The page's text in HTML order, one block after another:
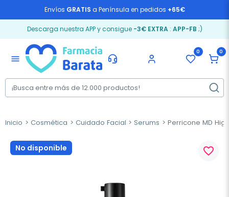
Envíos GRATIS a Península en pedidos +65€
Descarga nuestra APP y consigue -3€ EXTRA: APP-FB ;)
menu
0 0
Inicio Cosmética Cuidado Facial Serums Perricone MD
No disponible favorite_border